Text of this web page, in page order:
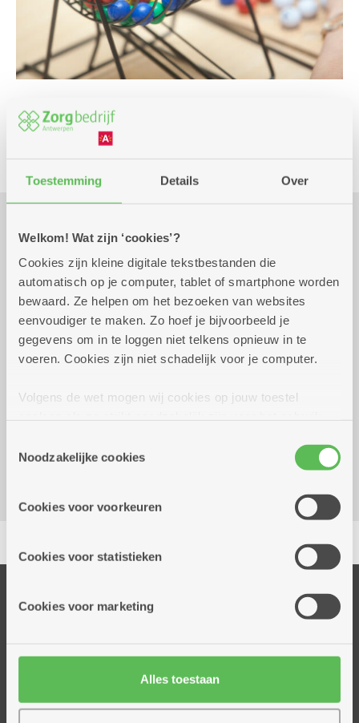
Toestemming Details Over
Welkom! Wat zijn ‘cookies’?
Cookies zijn kleine digitale tekstbestanden die
automatisch op je computer, tablet of smartphone worden
bewaard. Ze helpen om het bezoeken van websites
eenvoudiger te maken. Zo hoef je bijvoorbeeld je
gegevens om in te loggen niet telkens opnieuw in te
voeren. Cookies zijn niet schadelijk voor je computer.
Volgens de wet mogen wij cookies op jouw toestel
cookies hebben we jouw toestemming nodig. Sommige
cookies worden geplaatst door derde partijen die een
informatie over jouw (geanonimiseerd) gebruik van onze
partners kunnen deze gegevens combineren met andere
Noodzakelijke cookies
Cookies voor voorkeuren
Cookies voor statistieken
Cookies voor marketing
Alles toestaan
Spel
Praktisch
woensdag 9 september
2026
14.00 uur tot 16.00
uur
6 euro voor 10 spellen, smul: gebakje (biscuit)
met warme drank 6 euro
Reserveer vervoer
Hallershofstraat 5
Dienstencentra
Woonzorgcentra
Financieel comfort